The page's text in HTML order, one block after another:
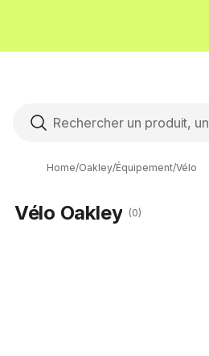
Home/Oakley/Équipement/Vélo
Vélo Oakley (0)